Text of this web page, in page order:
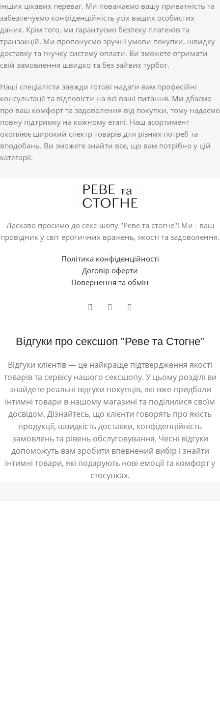
інших цікавих переваг. Ми поважаємо вашу приватність та
забезпечуємо конфіденційність усіх ваших особистих
даних. Крім того, ми гарантуємо безпеку платежів та
транзакцій. Ми пропонуємо зручні умови покупки, швидку
доставку та гнучку систему оплати. Ви зможете отримати
свій замовлення швидко та без зайвих турбот.
Наші спеціалісти завжди готові надати вам професійні
консультації та відповісти на всі ваші питання. Ми дбаємо
про ваш комфорт та задоволення від покупки, тому надаємо
повну підтримку на кожному етапі. Наш асортимент
охоплює широкий спектр товарів для різних потреб та
вподобань. Ви зможете знайти все, що вам потрібно у цій
категорії.
Ласкаво просимо до секс-шопу "Реве та стогне"! Ми - ваш
провідник у світ еротичних вражень, якості та задоволення.
Політика конфіденційності
Договір оферти
Повернення та обмін
Відгуки про сексшоп "Реве та Стогне"
Відгуки клієнтів — це найкраще підтвердження якості
товарів та сервісу нашого сексшопу. У цьому розділі ви
знайдете реальні відгуки покупців, які вже придбали
інтимні товари в нашому магазині та поділилися своїм
досвідом. Дізнайтесь, що клієнти говорять про якість
продукції, швидкість доставки, конфіденційність
замовлень та рівень обслуговування. Чесні відгуки
допоможуть вам зробити впевнений вибір і знайти
інтимні товари, які подарують нові емоції та комфорт у
стосунках.